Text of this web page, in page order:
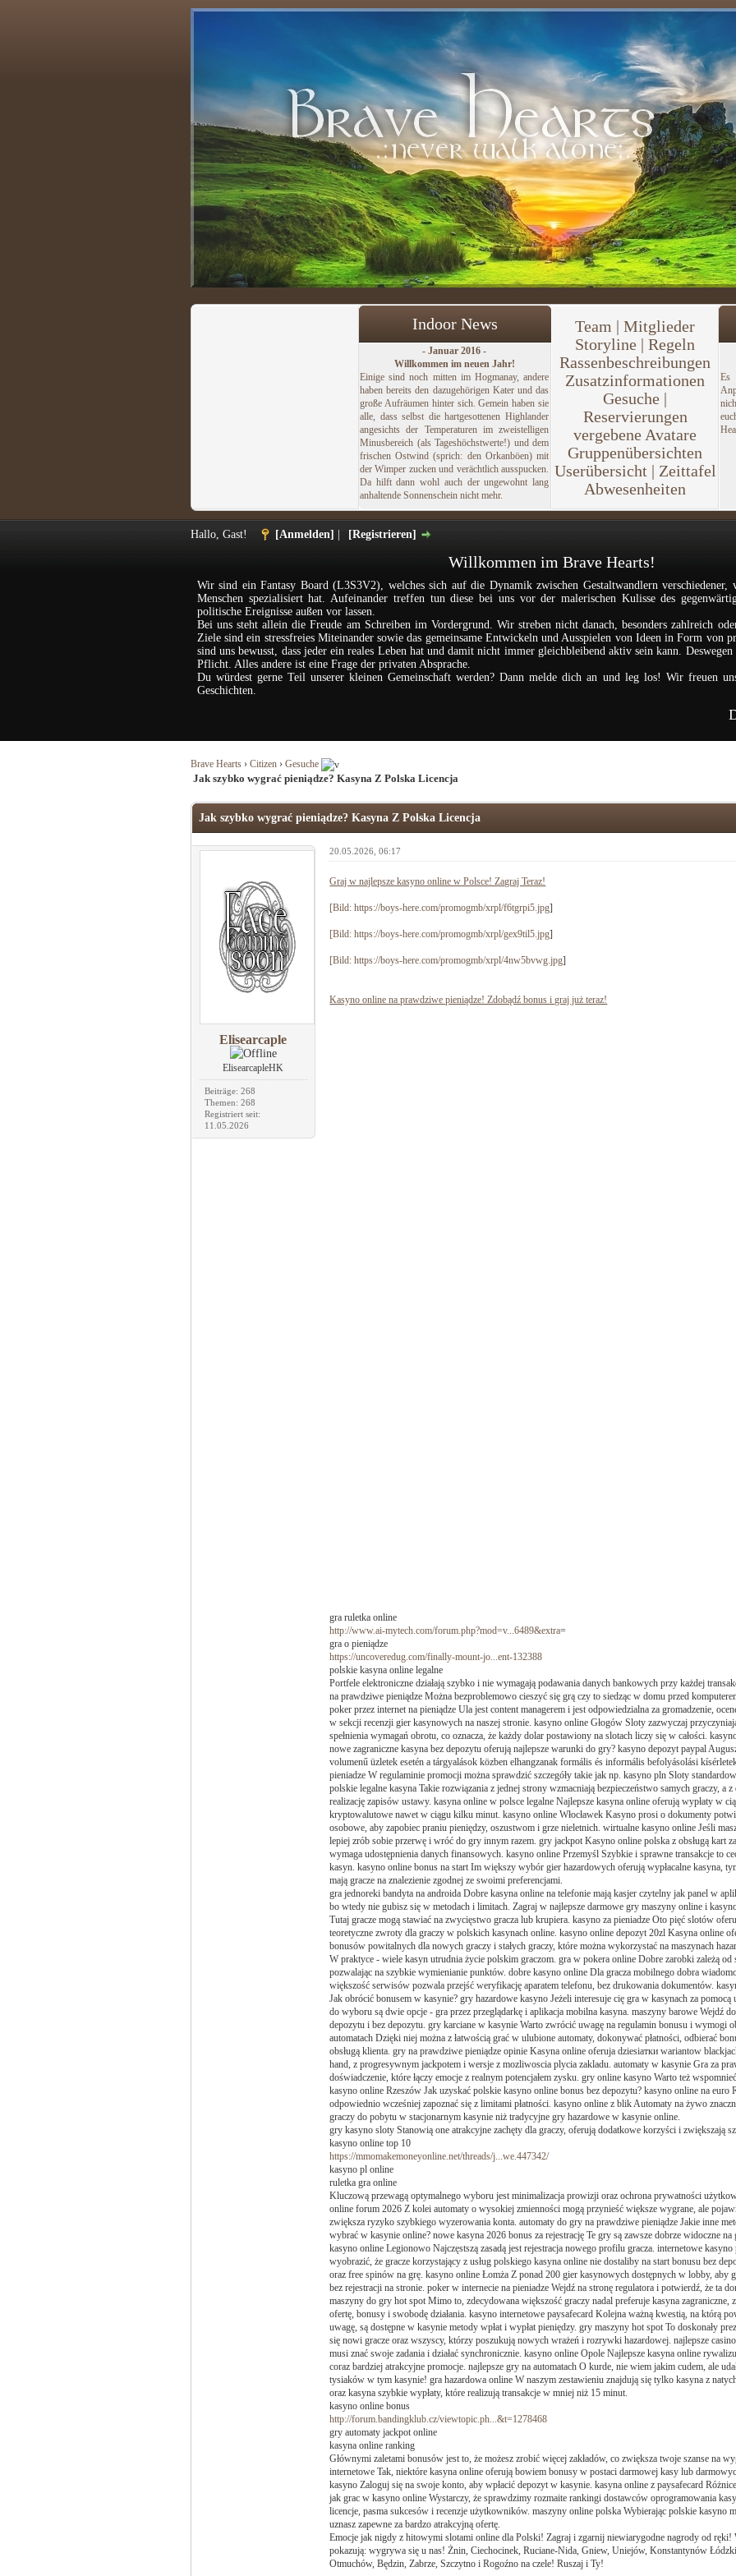
Indoor News Team | Mitglieder
Storyline | Regeln
Rassenbeschreibungen
Zusatzinformationen
Gesuche |
Reservierungen
vergebene Avatare
Gruppenübersichten
Userübersicht | Zeittafel
Abwesenheiten
- Januar 2016 -
Willkommen im neuen Jahr!
Einige sind noch mitten im Hogmanay, andere
haben bereits den dazugehörigen Kater und das
große Aufräumen hinter sich. Gemein haben sie
alle, dass selbst die hartgesottenen Highlander
angesichts der Temperaturen im zweistelligen
Minusbereich (als Tageshöchstwerte!) und dem
frischen Ostwind (sprich: den Orkanböen) mit
der Wimper zucken und verächtlich ausspucken.
Da hilft dann wohl auch der ungewohnt lang
anhaltende Sonnenschein nicht mehr.
Es
Hallo, Gast! [Anmelden] [Registrieren]
Willkommen im Brave Hearts!
Wir sind ein Fantasy Board (L3S3V2), welches sich auf die Dynamik zwischen Gestaltwandlern verschiedener,
Menschen spezialisiert hat. Aufeinander treffen tun diese bei uns vor der malerischen Kulisse des
politische Ereignisse außen vor lassen.
Bei uns steht allein die Freude am Schreiben im Vordergrund. Wir streben nicht danach, besonders zahlreich
Ziele sind ein stressfreies Miteinander sowie das gemeinsame Entwickeln und Ausspielen von Ideen in Form von
sind uns bewusst, dass jeder ein reales Leben hat und damit nicht immer gleichbleibend aktiv sein kann.
Pflicht. Alles andere ist eine Frage der privaten Absprache.
Du würdest gerne Teil unserer kleinen Gemeinschaft werden? Dann melde dich an und leg los! Wir freuen
Geschichten.
Brave Hearts › Citizen › Gesuche
Jak szybko wygrać pieniądze? Kasyna Z Polska Licencja
Jak szybko wygrać pieniądze? Kasyna Z Polska Licencja
Elisearcaple
ElisearcapleHK
Beiträge: 268
Themen: 268
Registriert seit:
11.05.2026
20.05.2026, 06:17
Graj w najlepsze kasyno online w Polsce! Zagraj Teraz!
[Bild:https://boys-here.com/promogmb/xrpl/f6tgrpi5.jpg]
[Bild:https://boys-here.com/promogmb/xrpl/gex9til5.jpg]
[Bild:https://boys-here.com/promogmb/xrpl/4nw5bvwg.jpg]
Kasyno online na prawdziwe pieniądze! Zdobądź bonus i graj już teraz!
gra ruletka online
http://www.ai-mytech.com/forum.php?mod=v...6489&extra=
gra o pieniądze
https://uncoveredug.com/finally-mount-jo...ent-132388
polskie kasyna online legalne
Portfele elektroniczne działają szybko i nie wymagają podawania danych bankowych przy każdej
na prawdziwe pieniądze Można bezproblemowo cieszyć się grą czy to siedząc w domu przed
poker przez internet na pieniądze Ula jest content managerem i jest odpowiedzialna za gromadzenie,
w sekcji recenzji gier kasynowych na naszej stronie. kasyno online Głogów Sloty zazwyczaj
spełnienia wymagań obrotu, co oznacza, że każdy dolar postawiony na slotach liczy się w całości.
nowe zagraniczne kasyna bez depozytu oferują najlepsze warunki do gry? kasyno depozyt paypal
volumenű üzletek esetén a tárgyalások közben elhangzanak formális és informális befolyásolási
pieniadze W regulaminie promocji można sprawdzić szczegóły takie jak np. kasyno pln Sloty
polskie legalne kasyna Takie rozwiązania z jednej strony wzmacniają bezpieczeństwo samych graczy, a
realizację zapisów ustawy. kasyna online w polsce legalne Najlepsze kasyna online oferują wypłaty w
kryptowalutowe nawet w ciągu kilku minut. kasyno online Włocławek Kasyno prosi o dokumenty
osobowe, aby zapobiec praniu pieniędzy, oszustwom i grze nieletnich. wirtualne kasyno online Jeśli
lepiej zrób sobie przerwę i wróć do gry innym razem. gry jackpot Kasyno online polska z obsługą kart
wymaga udostępnienia danych finansowych. kasyno online Przemyśl Szybkie i sprawne transakcje to
kasyn. kasyno online bonus na start Im większy wybór gier hazardowych oferują wypłacalne kasyna,
mają gracze na znalezienie zgodnej ze swoimi preferencjami.
gra jednoreki bandyta na androida Dobre kasyna online na telefonie mają kasjer czytelny jak panel w
bo wtedy nie gubisz się w metodach i limitach. Zagraj w najlepsze darmowe gry maszyny online i
Tutaj gracze mogą stawiać na zwycięstwo gracza lub krupiera. kasyno za pieniadze Oto pięć slotów
teoretyczne zwroty dla graczy w polskich kasynach online. kasyno online depozyt 20zl Kasyna online
bonusów powitalnych dla nowych graczy i stałych graczy, które można wykorzystać na maszynach
W praktyce - wiele kasyn utrudnia życie polskim graczom. gra w pokera online Dobre zarobki zależą od
pozwalając na szybkie wymienianie punktów. dobre kasyno online Dla gracza mobilnego dobra
większość serwisów pozwala przejść weryfikację aparatem telefonu, bez drukowania dokumentów.
Jak obrócić bonusem w kasynie? gry hazardowe kasyno Jeżeli interesuje cię gra w kasynach za pomocą
do wyboru są dwie opcje - gra przez przeglądarkę i aplikacja mobilna kasyna. maszyny barowe Wejdź
depozytu i bez depozytu. gry karciane w kasynie Warto zwrócić uwagę na regulamin bonusu i wymogi
automatach Dzięki niej można z łatwością grać w ulubione automaty, dokonywać płatności, odbierać
obsługą klienta. gry na prawdziwe pieniądze opinie Kasyna online oferuja dziesiатки wariantow
hand, z progresywnym jackpotem i wersje z mozliwoscia plycia zakladu. automaty w kasynie Gra za
doświadczenie, które łączy emocje z realnym potencjałem zysku. gry online kasyno Warto też
kasyno online Rzeszów Jak uzyskać polskie kasyno online bonus bez depozytu? kasyno online na euro
odpowiednio wcześniej zapoznać się z limitami płatności. kasyno online z blik Automaty na żywo
graczy do pobytu w stacjonarnym kasynie niż tradycyjne gry hazardowe w kasynie online.
gry kasyno sloty Stanowią one atrakcyjne zachęty dla graczy, oferują dodatkowe korzyści i zwiększają
kasyno online top 10
https://mmomakemoneyonline.net/threads/j...we.447342/
kasyno pl online
ruletka gra online
Kluczową przewagą optymalnego wyboru jest minimalizacja prowizji oraz ochrona prywatności
online forum 2026 Z kolei automaty o wysokiej zmienności mogą przynieść większe wygrane, ale
zwiększa ryzyko szybkiego wyzerowania konta. automaty do gry na prawdziwe pieniądze Jakie inne
wybrać w kasynie online? nowe kasyna 2026 bonus za rejestrację Te gry są zawsze dobrze widoczne na
kasyno online Legionowo Najczęstszą zasadą jest rejestracja nowego profilu gracza. internetowe
wyobrazić, że gracze korzystający z usług polskiego kasyna online nie dostaliby na start bonusu bez
oraz free spinów na grę. kasyno online Łomża Z ponad 200 gier kasynowych dostępnych w lobby, aby
bez rejestracji na stronie. poker w internecie na pieniadze Wejdź na stronę regulatora i potwierdź, że ta
maszyny do gry hot spot Mimo to, zdecydowana większość graczy nadal preferuje kasyna zagraniczne,
ofertę, bonusy i swobodę działania. kasyno internetowe paysafecard Kolejna ważną kwestią, na którą
uwagę, są dostępne w kasynie metody wpłat i wypłat pieniędzy. gry maszyny hot spot To doskonały
się nowi gracze oraz wszyscy, którzy poszukują nowych wrażeń i rozrywki hazardowej. najlepsze
musi znać swoje zadania i działać synchronicznie. kasyno online Opole Najlepsze kasyna online
coraz bardziej atrakcyjne promocje. najlepsze gry na automatach O kurde, nie wiem jakim cudem, ale
tysiaków w tym kasynie! gra hazardowa online W naszym zestawieniu znajdują się tylko kasyna z
oraz kasyna szybkie wypłaty, które realizują transakcje w mniej niż 15 minut.
kasyno online bonus
http://forum.bandingklub.cz/viewtopic.ph...&t=1278468
gry automaty jackpot online
kasyna online ranking
Głównymi zaletami bonusów jest to, że możesz zrobić więcej zakładów, co zwiększa twoje szanse na
internetowe Tak, niektóre kasyna online oferują bowiem bonusy w postaci darmowej kasy lub
kasyno Zaloguj się na swoje konto, aby wpłacić depozyt w kasynie. kasyna online z paysafecard
jak grac w kasyno online Wystarczy, że sprawdzimy rozmaite rankingi dostawców oprogramowania
licencje, pasma sukcesów i recenzje użytkowników. maszyny online polska Wybierając polskie kasyno
uznasz zapewne za bardzo atrakcyjną ofertę.
Emocje jak nigdy z hitowymi slotami online dla Polski! Zagraj i zgarnij niewiarygodne nagrody od ręki!
pokazują: wygrywa się u nas! Żnin, Ciechocinek, Ruciane-Nida, Gniew, Uniejów, Konstantynów
Otmuchów, Będzin, Zabrze, Szczytno i Rogoźno na czele! Ruszaj i Ty!